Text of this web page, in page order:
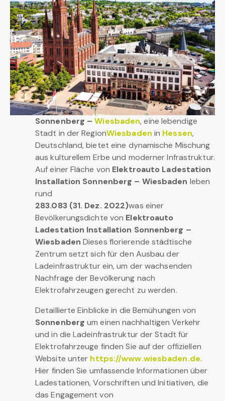
Sonnenberg –Wiesbaden, eine lebendige
Stadt in der RegionWiesbaden in Hessen,
Deutschland, bietet eine dynamische Mischung
aus kulturellem Erbe und moderner Infrastruktur.
Auf einer Fläche von Elektroauto Ladestation
Installation Sonnenberg – Wiesbaden leben
rund
283.083 (31. Dez. 2022)was einer
Bevölkerungsdichte von Elektroauto
Ladestation Installation Sonnenberg –
Wiesbaden Dieses florierende städtische
Zentrum setzt sich für den Ausbau der
Ladeinfrastruktur ein, um der wachsenden
Nachfrage der Bevölkerung nach
Elektrofahrzeugen gerecht zu werden.
Detaillierte Einblicke in die Bemühungen von
Sonnenberg um einen nachhaltigen Verkehr
und in die Ladeinfrastruktur der Stadt für
Elektrofahrzeuge finden Sie auf der offiziellen
Website unter https://www.wiesbaden.de.
Hier finden Sie umfassende Informationen über
Ladestationen, Vorschriften und Initiativen, die
das Engagement von